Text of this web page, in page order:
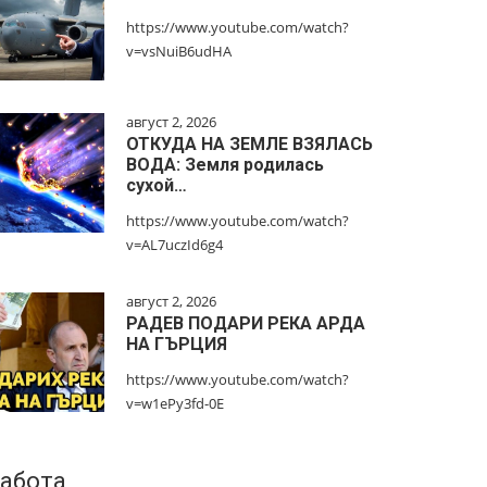
https://www.youtube.com/watch?
v=vsNuiB6udHA
август 2, 2026
ОТКУДА НА ЗЕМЛЕ ВЗЯЛАСЬ
ВОДА: Земля родилась
сухой…
https://www.youtube.com/watch?
v=AL7uczId6g4
август 2, 2026
РАДЕВ ПОДАРИ РЕКА АРДА
НА ГЪРЦИЯ
https://www.youtube.com/watch?
v=w1ePy3fd-0E